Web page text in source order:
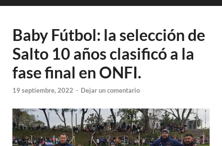
Baby Fútbol: la selección de
Salto 10 años clasificó a la
fase final en ONFI.
19 septiembre, 2022 - Dejar un comentario